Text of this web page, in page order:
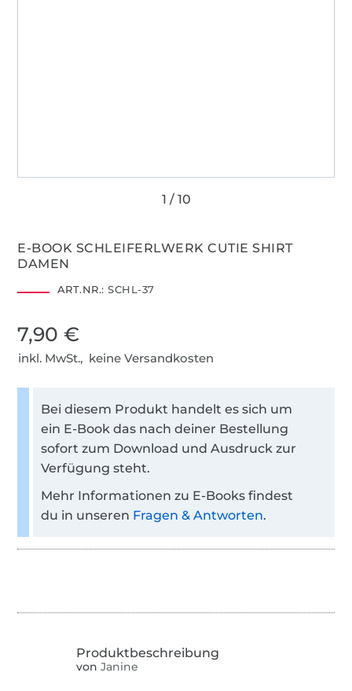
E-BOOK SCHLEIFERLWERK CUTIE SHIRT
DAMEN
ART.NR.: SCHL-37
7,90 €
inkl. MwSt., keine Versandkosten
Bei diesem Produkt handelt es sich um
ein E-Book das nach deiner Bestellung
sofort zum Download und Ausdruck zur
Verfügung steht.
Mehr Informationen zu E-Books findest
du in unseren Fragen & Antworten.
von Janine